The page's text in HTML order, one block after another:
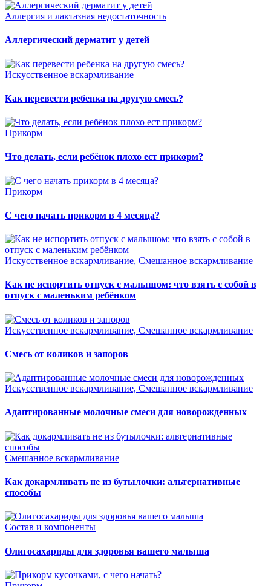
Аллергия и лактазная недостаточность
Аллергический дерматит у детей
Искусственное вскармливание
Как перевести ребенка на другую смесь?
Прикорм
Что делать, если ребёнок плохо ест прикорм?
Прикорм
С чего начать прикорм в 4 месяца?
Искусственное вскармливание, Смешанное вскармливание
Как не испортить отпуск с малышом: что взять с собой в
отпуск с маленьким ребёнком
Искусственное вскармливание, Смешанное вскармливание
Смесь от коликов и запоров
Искусственное вскармливание, Смешанное вскармливание
Адаптированные молочные смеси для новорожденных
Смешанное вскармливание
Как докармливать не из бутылочки: альтернативные
способы
Состав и компоненты
Олигосахариды для здоровья вашего малыша